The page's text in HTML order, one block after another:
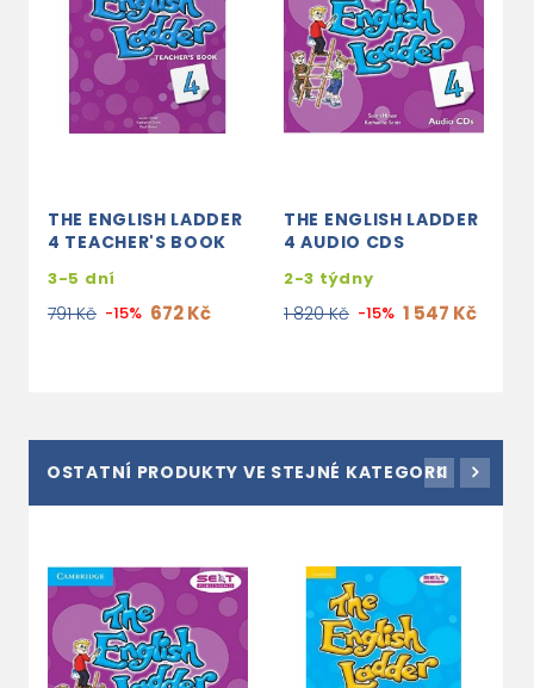
THE ENGLISH LADDER
4 TEACHER'S BOOK
3-5 dní
791 Kč -15% 672 Kč
THE ENGLISH LADDER
4 AUDIO CDS
2-3 týdny
1 820 Kč -15% 1 547 Kč
OSTATNÍ PRODUKTY VE STEJNÉ KATEGORII